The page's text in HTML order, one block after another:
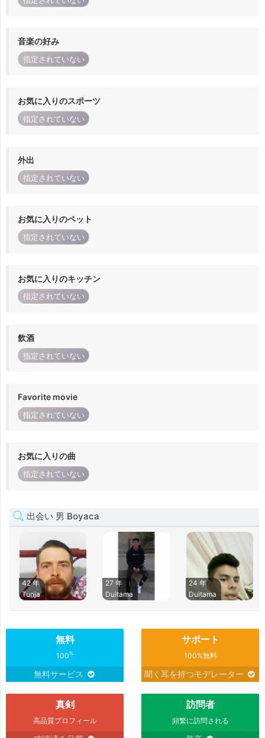
音楽の好み
指定されていない
お気に入りのスポーツ
指定されていない
外出
指定されていない
お気に入りのペット
指定されていない
お気に入りのキッチン
指定されていない
飲酒
指定されていない
Favorite movie
指定されていない
お気に入りの曲
指定されていない
出会い 男 Boyaca
42 年
Tunja
27 年
Duitama
24 年
Duitama
無料
100%
無料サービス
サポート
100%無料
聞く耳を持つモデレーター
真剣
高品質プロフィール
訪問者
頻繁に訪問される